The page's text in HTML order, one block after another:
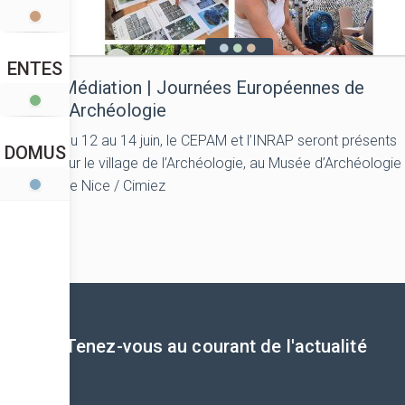
ENTES
DOMUS
Médiation | Journées Européennes de
l’Archéologie
Du 12 au 14 juin, le CEPAM et l’INRAP seront présents
sur le village de l’Archéologie, au Musée d’Archéologie
de Nice / Cimiez
Tenez-vous au courant de l'actualité